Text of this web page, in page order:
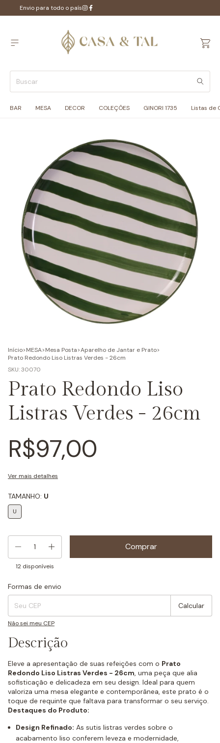
Envio para todo o país
BAR MESA DECOR COLEÇÕES GINORI 1735 Listas de
Início>MESA>Mesa Posta>Aparelho de Jantar e Prato>
Prato Redondo Liso Listras Verdes - 26cm
SKU:30070
Prato Redondo Liso
Listras Verdes - 26cm
R$97,00
Ver mais detalhes
TAMANHO: U
U
12 disponíveis
Entregas para o CEP:
Formas de envio
Calcular
Não sei meu CEP
Descrição
Eleve a apresentação de suas refeições com o Prato
Redondo Liso Listras Verdes - 26cm, uma peça que alia
sofisticação e delicadeza em seu design. Ideal para quem
valoriza uma mesa elegante e contemporânea, este prato é o
toque de requinte que faltava para transformar o seu serviço.
Destaques do Produto:
Design Refinado: As sutis listras verdes sobre o
acabamento liso conferem leveza e modernidade,